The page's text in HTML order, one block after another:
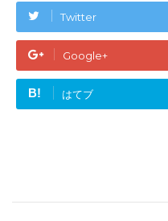
Twitter
Google+
B! はてブ